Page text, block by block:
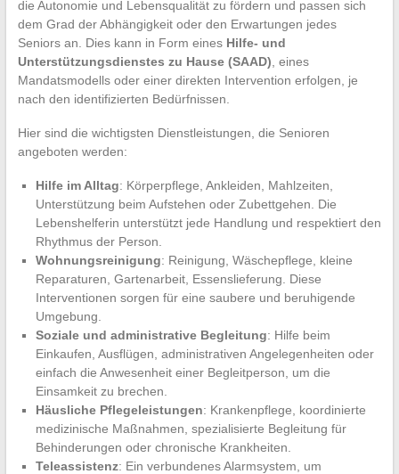
die Autonomie und Lebensqualität zu fördern und passen sich
dem Grad der Abhängigkeit oder den Erwartungen jedes
Seniors an. Dies kann in Form eines Hilfe- und
Unterstützungsdienstes zu Hause (SAAD) , eines
Mandatsmodells oder einer direkten Intervention erfolgen, je
nach den identifizierten Bedürfnissen.
Hier sind die wichtigsten Dienstleistungen, die Senioren
angeboten werden:
Hilfe im Alltag: Körperpflege, Ankleiden, Mahlzeiten,
Unterstützung beim Aufstehen oder Zubettgehen. Die
Lebenshelferin unterstützt jede Handlung und respektiert den
Rhythmus der Person.
Wohnungsreinigung: Reinigung, Wäschepflege, kleine
Reparaturen, Gartenarbeit, Essenslieferung. Diese
Interventionen sorgen für eine saubere und beruhigende
Umgebung.
Soziale und administrative Begleitung: Hilfe beim
Einkaufen, Ausflügen, administrativen Angelegenheiten oder
einfach die Anwesenheit einer Begleitperson, um die
Einsamkeit zu brechen.
Häusliche Pflegeleistungen: Krankenpflege, koordinierte
medizinische Maßnahmen, spezialisierte Begleitung für
Behinderungen oder chronische Krankheiten.
Teleassistenz: Ein verbundenes Alarmsystem, um